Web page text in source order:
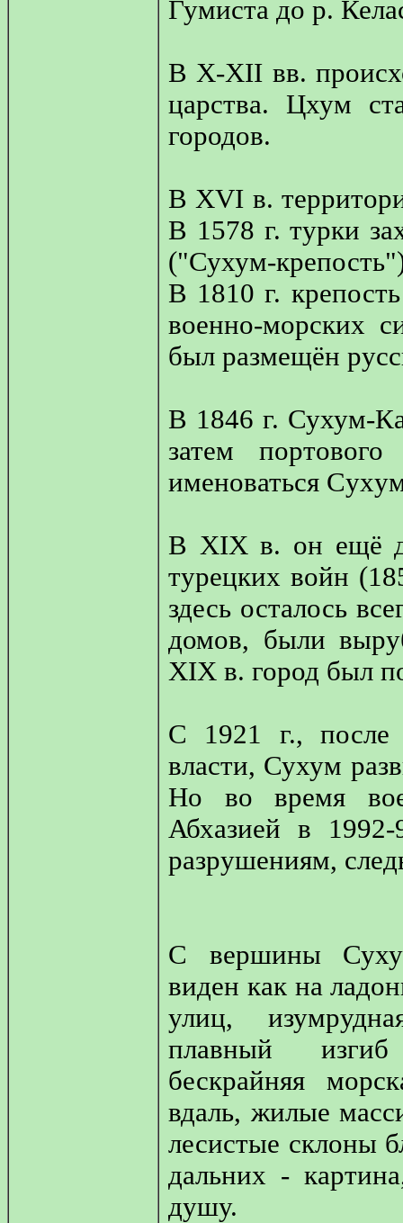
Гумиста до р.
В Х-ХII вв.
царства. Цхум
городов.
В XVI в.
В 1578 г. турки
("Сухум-
В 1810 г.
военно-морских
был размещён
В 1846 г. Сухум-
затем
именоваться
В XIX в. он ещё
турецких войн
здесь осталось
домов, были
XIX в. город был
С 1921 г., после
власти, Сухум
Но во время
Абхазией в
разрушениям,
С вершины
виден как на
улиц,
плавный
бескрайняя
вдаль, жилые
лесистые склоны
дальних -
душу.